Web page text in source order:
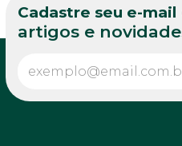
Cadastre seu e-mail
artigos e